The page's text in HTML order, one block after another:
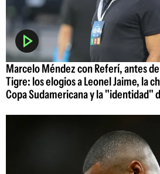
Marcelo Méndez con Referí, antes
Tigre: los elogios a Leonel Jaime, la
Copa Sudamericana y la "identidad"